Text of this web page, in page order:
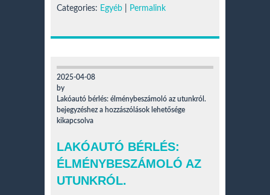
Categories: Egyéb Permalink
2025-04-08
by
Lakóautó bérlés: élménybeszámoló az utunkról.
bejegyzéshez a hozzászólások lehetősége
kikapcsolva
LAKÓAUTÓ BÉRLÉS:
ÉLMÉNYBESZÁMOLÓ AZ
UTUNKRÓL.